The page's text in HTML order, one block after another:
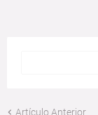
Artículo Anterior